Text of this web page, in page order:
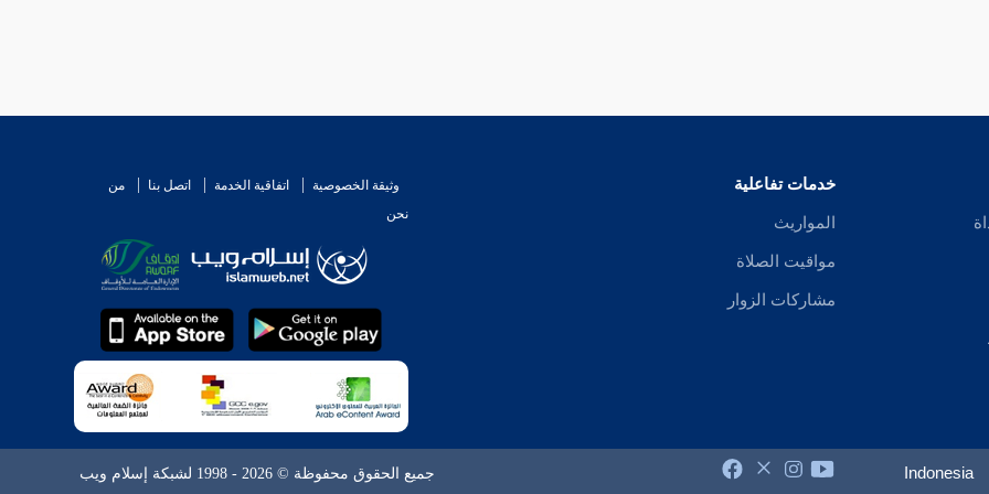
خدمات تفاعلية
المواريث
مواقيت الصلاة
مشاركات الزوار
وثيقة الخصوصية اتفاقية الخدمة اتصل بنا
من
نحن
Indonesia جميع الحقوق محفوظة © 2026 - 1998 لشبكة إسلام ويب